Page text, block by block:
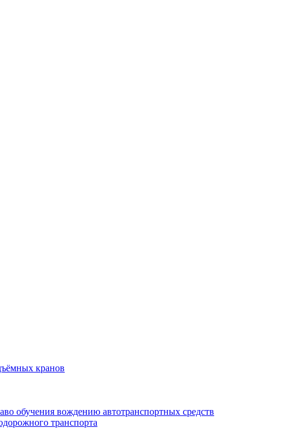
кранов
обучения вождению автотранспортных средств
транспорта